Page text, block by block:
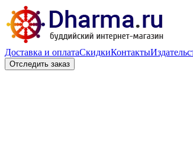
Доставка и оплатаСкидкиКонтакты
Отследить заказ